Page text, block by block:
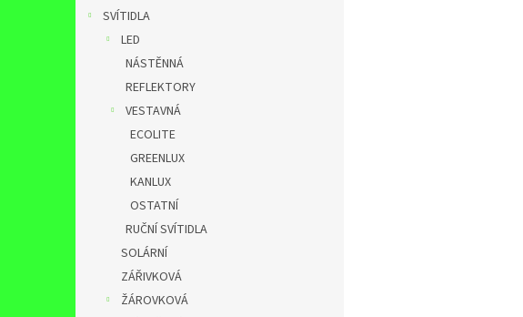
SVÍTIDLA
LED
NÁSTĚNNÁ
REFLEKTORY
VESTAVNÁ
ECOLITE
GREENLUX
KANLUX
OSTATNÍ
RUČNÍ SVÍTIDLA
SOLÁRNÍ
ZÁŘIVKOVÁ
ŽÁROVKOVÁ